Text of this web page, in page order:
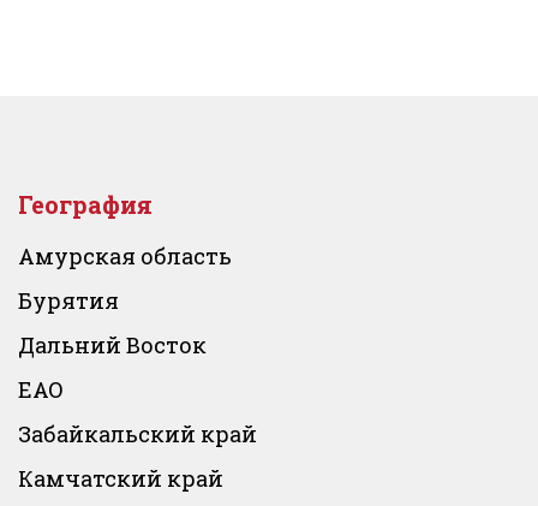
География
Амурская область
Бурятия
Дальний Восток
ЕАО
Забайкальский край
Камчатский край